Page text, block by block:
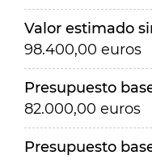
Valor estimado
98.400,00 euros
Presupuesto
82.000,00 euros
Presupuesto